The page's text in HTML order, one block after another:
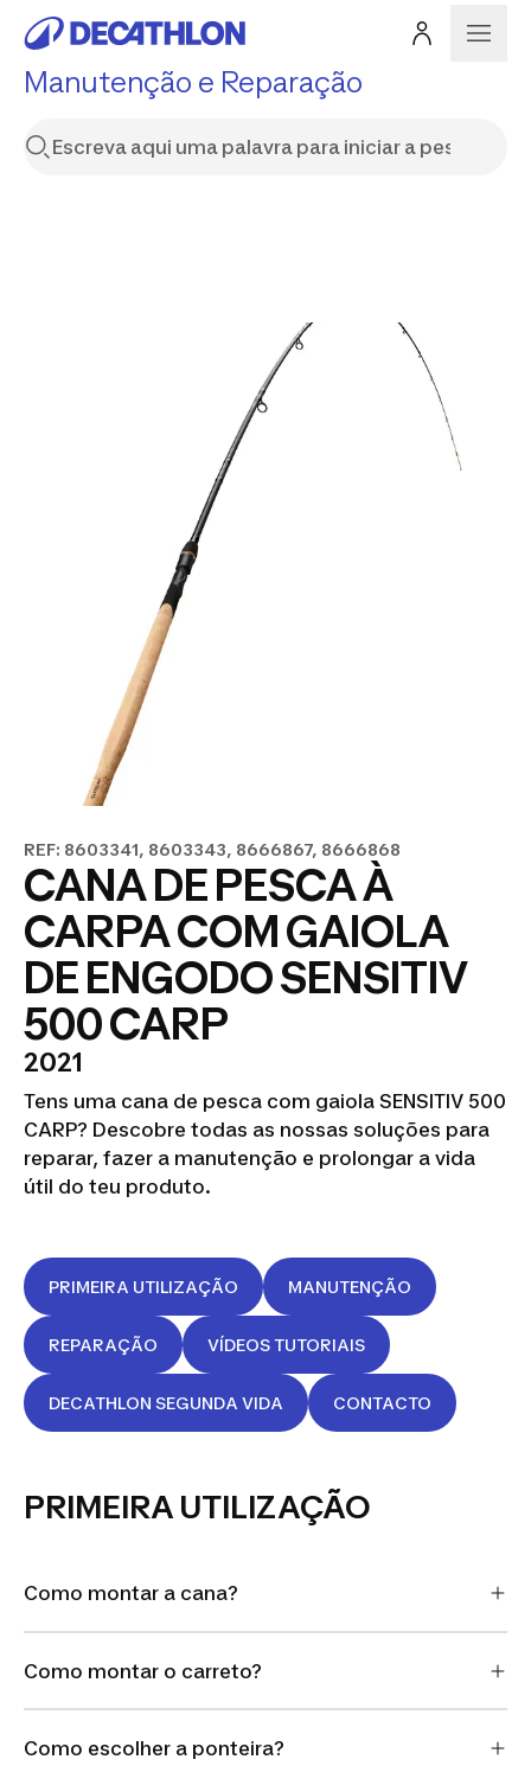
Manutenção e Reparação
REF: 8603341, 8603343, 8666867, 8666868
CANA DE PESCA À
CARPA COM GAIOLA
DE ENGODO SENSITIV
500 CARP
2021
Tens uma cana de pesca com gaiola SENSITIV 500
CARP? Descobre todas as nossas soluções para
reparar, fazer a manutenção e prolongar a vida
útil do teu produto.
PRIMEIRA UTILIZAÇÃO MANUTENÇÃO
REPARAÇÃO VÍDEOS TUTORIAIS
DECATHLON SEGUNDA VIDA CONTACTO
PRIMEIRA UTILIZAÇÃO
Como montar a cana?
Como montar o carreto?
Como escolher a ponteira?